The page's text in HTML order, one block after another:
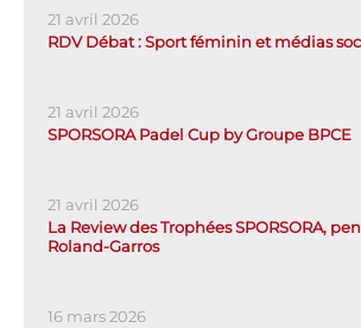
21 avril 2026
RDV Débat : Sport féminin et médias
21 avril 2026
SPORSORA Padel Cup by Groupe BPCE
21 avril 2026
La Review des Trophées SPORSORA,
Roland-Garros
16 mars 2026